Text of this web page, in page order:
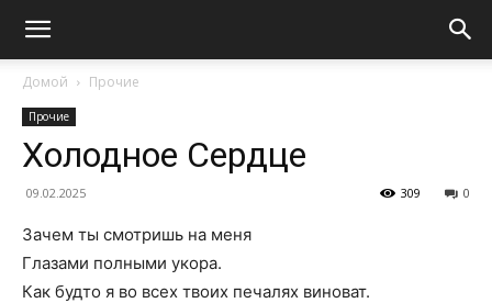
Домой Прочие
Прочие
Холодное Сердце
09.02.2025 0
309
Зачем ты смотришь на меня
Глазами полными укора.
Как будто я во всех твоих печалях виноват.